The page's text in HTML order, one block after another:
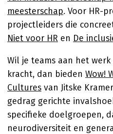
meesterschap. Voor HR-
projectleiders die
Niet voor HR en De
Wil je teams aan het
kracht, dan bieden Wow!
Cultures van Jitske
gedrag gerichte
specifieke doelgroepen,
neurodiversiteit en